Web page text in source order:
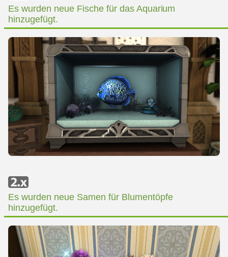
Es wurden neue Fische für das Aquarium
hinzugefügt.
Es wurden neue Samen für Blumentöpfe
hinzugefügt.